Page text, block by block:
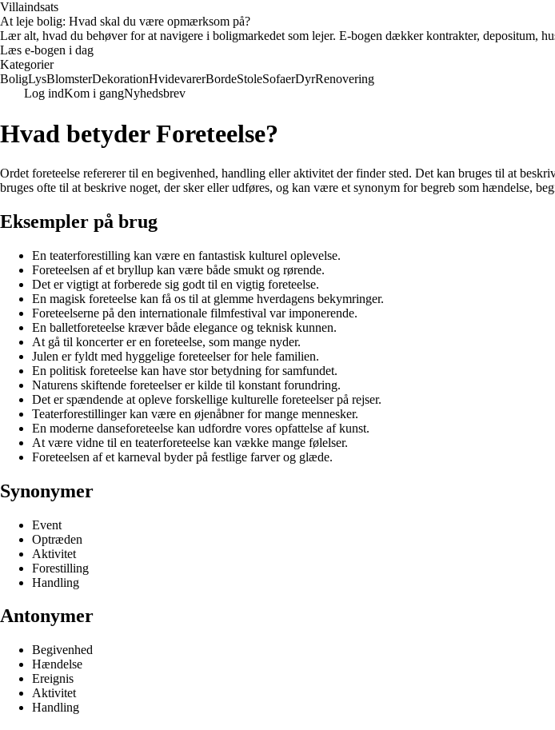
Villaindsats
At leje bolig: Hvad skal du være opmærksom på?
Lær alt, hvad du behøver for at navigere i boligmarkedet som lejer. E-bogen dækker kontrakter, depositum,
Læs e-bogen i dag
Kategorier
BoligLysBlomsterDekorationHvidevarerBordeStoleSofaerDyrRenovering
Log indKom i gangNyhedsbrev
Hvad betyder Foreteelse?
Ordet foreteelse refererer til en begivenhed, handling eller aktivitet der finder sted. Det kan bruges til at
bruges ofte til at beskrive noget, der sker eller udføres, og kan være et synonym for begreb som hændelse,
Eksempler på brug
En teaterforestilling kan være en fantastisk kulturel oplevelse.
Foreteelsen af et bryllup kan være både smukt og rørende.
Det er vigtigt at forberede sig godt til en vigtig foreteelse.
En magisk foreteelse kan få os til at glemme hverdagens bekymringer.
Foreteelserne på den internationale filmfestival var imponerende.
En balletforeteelse kræver både elegance og teknisk kunnen.
At gå til koncerter er en foreteelse, som mange nyder.
Julen er fyldt med hyggelige foreteelser for hele familien.
En politisk foreteelse kan have stor betydning for samfundet.
Naturens skiftende foreteelser er kilde til konstant forundring.
Det er spændende at opleve forskellige kulturelle foreteelser på rejser.
Teaterforestillinger kan være en øjenåbner for mange mennesker.
En moderne danseforeteelse kan udfordre vores opfattelse af kunst.
At være vidne til en teaterforeteelse kan vække mange følelser.
Foreteelsen af et karneval byder på festlige farver og glæde.
Synonymer
Event
Optræden
Aktivitet
Forestilling
Handling
Antonymer
Begivenhed
Hændelse
Ereignis
Aktivitet
Handling